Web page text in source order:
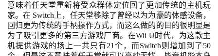
戏
单
机
意味着任天堂重新将受众群体定位回了更加传统的主机玩
家。在 Switch上，任天堂移除了曾经以为为豪的体感设备，
回归更为传统的手柄操作方式，而这么做的的目的很明显是
为了吸引更多的第三方游戏厂商。在Wii U时代，为这款主
机提供游戏的场上一共只有21个，而Switch则增加到了50